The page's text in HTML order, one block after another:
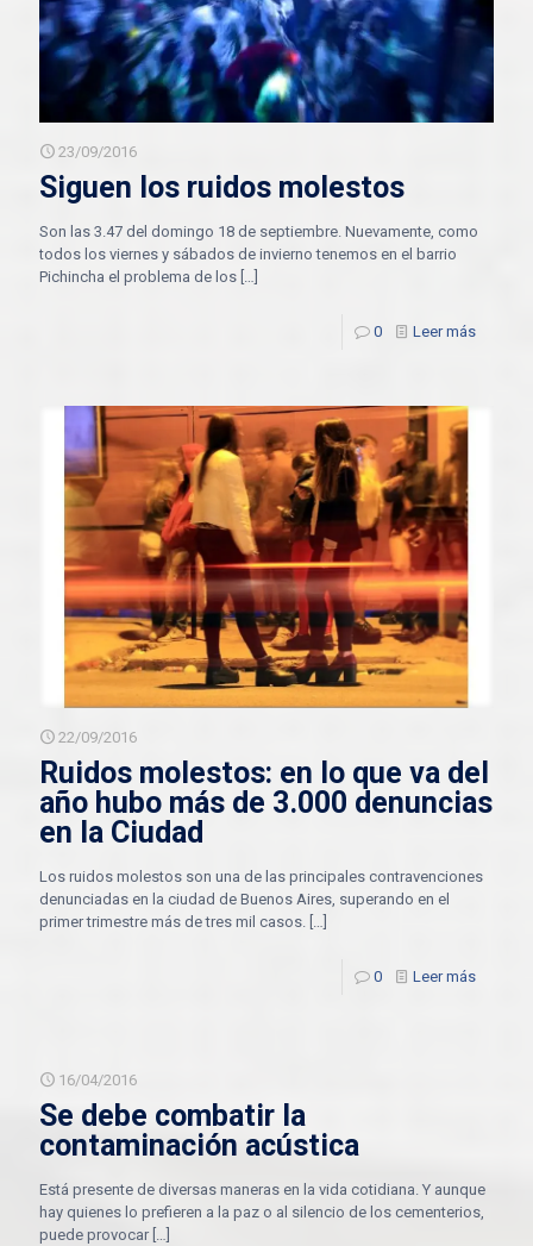
23/09/2016
Siguen los ruidos molestos
Son las 3.47 del domingo 18 de septiembre. Nuevamente, como
todos los viernes y sábados de invierno tenemos en el barrio
Pichincha el problema de los
0 Leer más
22/09/2016
Ruidos molestos: en lo que va del
año hubo más de 3.000 denuncias
en la Ciudad
Los ruidos molestos son una de las principales contravenciones
denunciadas en la ciudad de Buenos Aires, superando en el
primer trimestre más de tres mil casos. […]
0 Leer más
16/04/2016
Se debe combatir la
contaminación acústica
Está presente de diversas maneras en la vida cotidiana. Y aunque
hay quienes lo prefieren a la paz o al silencio de los cementerios,
puede provocar[…]